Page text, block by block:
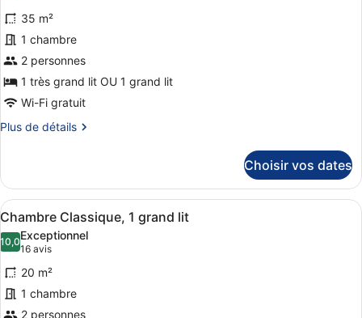
photos
pour
ce
type
de
chambre :
Suite
35 m²
1 chambre
2 personnes
1 très grand lit OU 1 grand lit
Wi-Fi gratuit
Plus de détails
Plus
le
type
de
chambre
Suite
Junior
Choisir vos dates
Afficher
toutes
les
photos
pour
ce
Une chambre d’hôtel avec un lit,
5
Chambre Classique, 1 grand lit
10,010,0 sur 10
Exceptionnel
16 avis
(16 avis)
20 m²
1 chambre
2 personnes